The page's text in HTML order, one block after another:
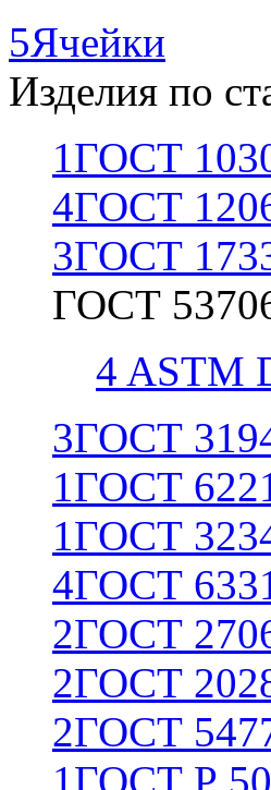
5Ячейки
Изделия по
1ГОСТ
4ГОСТ
3ГОСТ
ГОСТ
4 ASTM
3ГОСТ
1ГОСТ
1ГОСТ
4ГОСТ
2ГОСТ
2ГОСТ
2ГОСТ